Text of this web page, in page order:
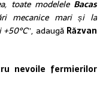
toate modelele Bacas
mecanice mari și la
”, adaugă Răzvan
nevoile fermierilor